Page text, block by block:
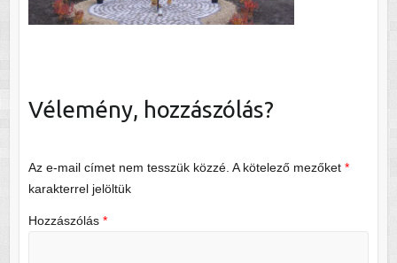
Vélemény, hozzászólás?
Az e-mail címet nem tesszük közzé. A kötelező mezőket *
karakterrel jelöltük
Hozzászólás *